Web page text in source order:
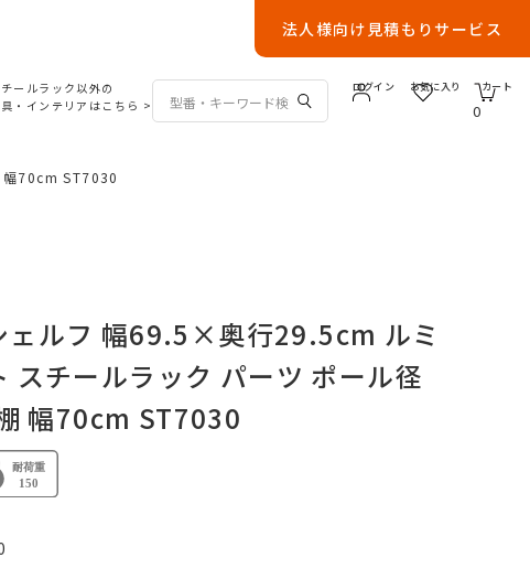
法人様向け見積もりサービス
ールラック以外の
・インテリアはこちら >
ログイン お気に入り
0
カート
70cm ST7030
ェルフ 幅69.5×奥行29.5cm ルミ
スチールラック パーツ ポール径
幅70cm ST7030